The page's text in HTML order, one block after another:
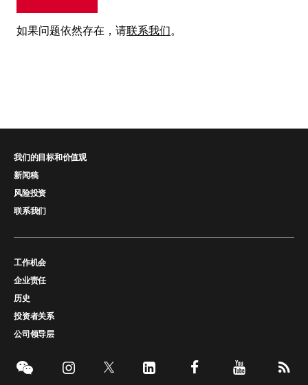
如果问题依然存在，请联系我们。
我们的目标和价值观
新闻稿
风险投资
联系我们
工作机会
企业责任
历史
投资者关系
公司领导层